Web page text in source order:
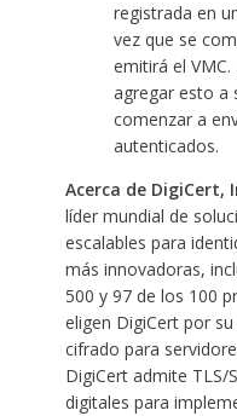
registrada en
vez que se
emitirá el
agregar esto a
comenzar a
autenticados.
Acerca de DigiCert,
líder mundial de
escalables para
más innovadoras,
500 y 97 de los 100
eligen DigiCert por
cifrado para
DigiCert admite TLS/
digitales para